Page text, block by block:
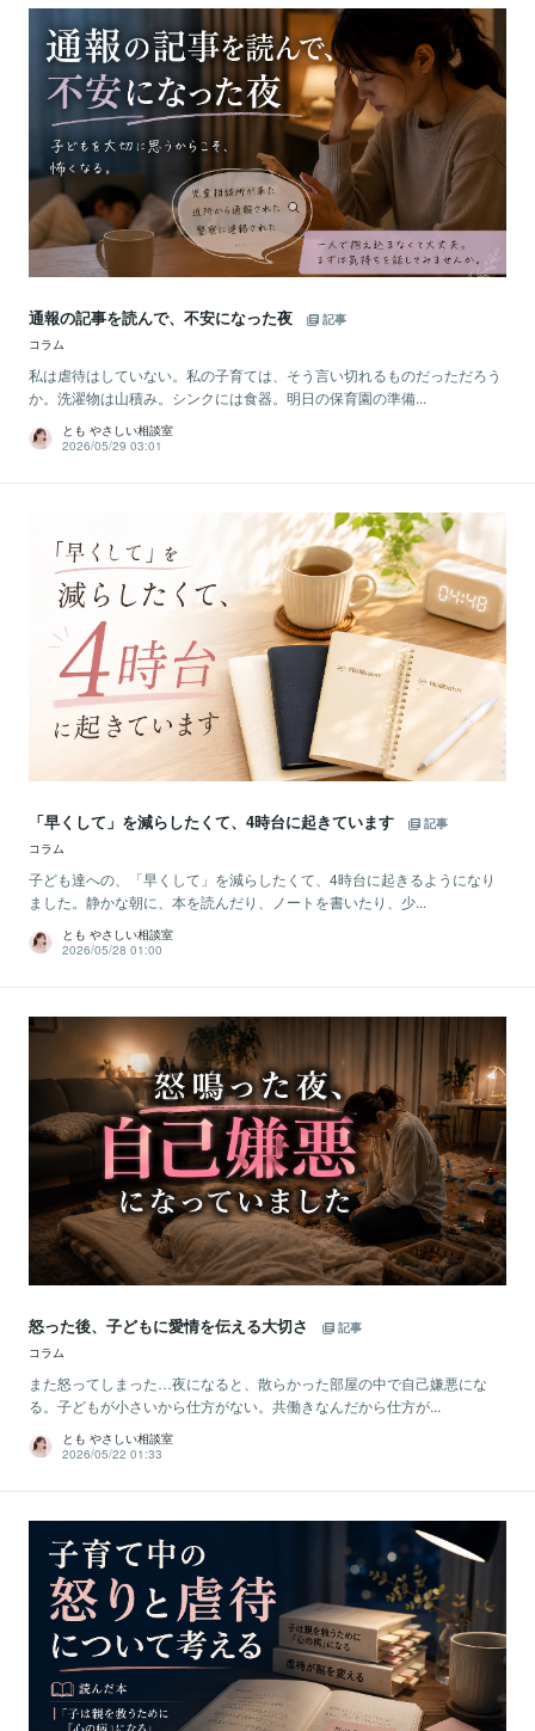
通報の記事を読んで、不安になった夜
記事
コラム
私は虐待はしていない。私の子育ては、そう言い切れるものだっただろう
か。洗濯物は山積み。シンクには食器。明日の保育園の準備...
とも やさしい相談室
2026/05/29 03:01
「早くして」を減らしたくて、4時台に起きています
記事
コラム
子ども達への、「早くして」を減らしたくて、4時台に起きるようになり
ました。静かな朝に、本を読んだり、ノートを書いたり、少...
とも やさしい相談室
2026/05/28 01:00
怒った後、子どもに愛情を伝える大切さ
記事
コラム
また怒ってしまった…夜になると、散らかった部屋の中で自己嫌悪にな
る。子どもが小さいから仕方がない。共働きなんだから仕方が...
とも やさしい相談室
2026/05/22 01:33